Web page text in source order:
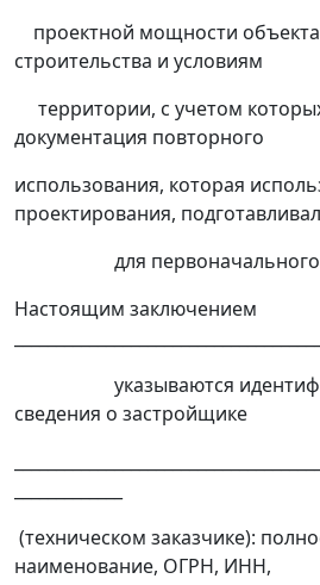
проектной мощности объекта
строительства и условиям
территории, с учетом
документация повторного
использования, которая
проектирования,
для первоначального
Настоящим заключением
указываются
сведения о застройщике
(техническом заказчике):
наименование, ОГРН, ИНН,